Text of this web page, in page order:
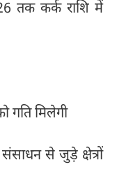
तक कर्क राशि में
गति मिलेगी
से जुड़े क्षेत्रों